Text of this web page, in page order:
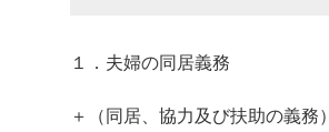
１．夫婦の同居義務
＋（同居、協力及び扶助の義務）